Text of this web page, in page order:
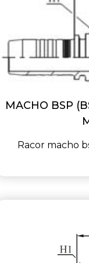
MACHO BSP
Racor macho